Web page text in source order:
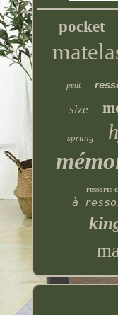
pocket
petit
size
sprung
ressorts
à